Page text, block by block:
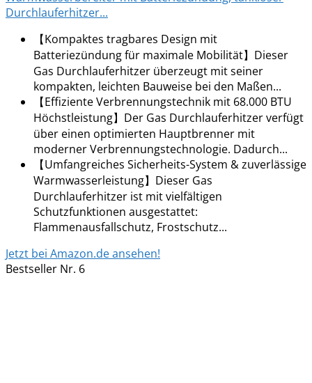
Durchlauferhitzer...
【Kompaktes tragbares Design mit
Batteriezündung für maximale Mobilität】Dieser
Gas Durchlauferhitzer überzeugt mit seiner
kompakten, leichten Bauweise bei den Maßen...
【Effiziente Verbrennungstechnik mit 68.000 BTU
Höchstleistung】Der Gas Durchlauferhitzer verfügt
über einen optimierten Hauptbrenner mit
moderner Verbrennungstechnologie. Dadurch...
【Umfangreiches Sicherheits-System & zuverlässige
Warmwasserleistung】Dieser Gas
Durchlauferhitzer ist mit vielfältigen
Schutzfunktionen ausgestattet:
Flammenausfallschutz, Frostschutz...
Jetzt bei Amazon.de ansehen!
Bestseller Nr. 6